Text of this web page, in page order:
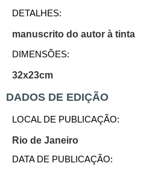
DETALHES:
manuscrito do autor à tinta
DIMENSÕES:
32x23cm
DADOS DE EDIÇÃO
LOCAL DE PUBLICAÇÃO:
Rio de Janeiro
DATA DE PUBLICAÇÃO: